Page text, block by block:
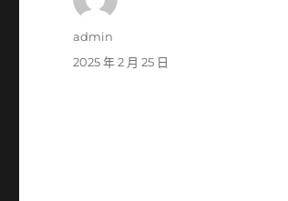
作
admin
發
2025 年 2 月 25 日